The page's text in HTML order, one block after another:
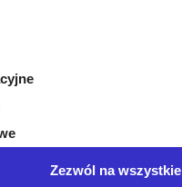
organizatora: Tuch...
medyczny
POLSKA
Zezwól na wszystkie